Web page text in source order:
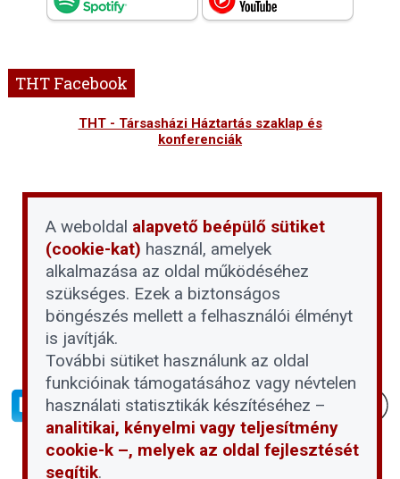
THT Facebook
THT - Társasházi Háztartás szaklap és
konferenciák
A weboldal alapvető beépülő sütiket
(cookie-kat) használ, amelyek
alkalmazása az oldal működéséhez
szükséges. Ezek a biztonságos
böngészés mellett a felhasználói élményt
is javítják.
További sütiket használunk az oldal
funkcióinak támogatásához vagy névtelen
használati statisztikák készítéséhez –
analitikai, kényelmi vagy teljesítmény
cookie-k –, melyek az oldal fejlesztését
segítik.